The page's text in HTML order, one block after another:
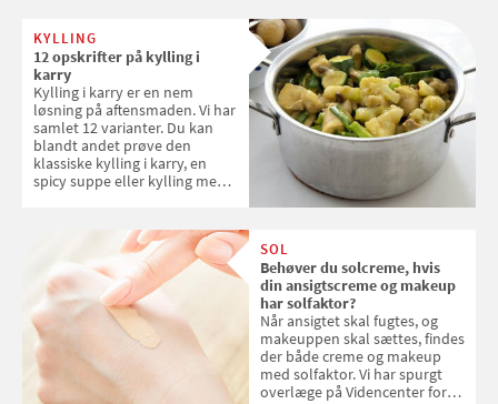
KYLLING
12 opskrifter på kylling i
karry
Kylling i karry er en nem
løsning på aftensmaden. Vi har
samlet 12 varianter. Du kan
blandt andet prøve den
klassiske kylling i karry, en
spicy suppe eller kylling med
SOL
Behøver du solcreme, hvis
din ansigtscreme og makeup
har solfaktor?
Når ansigtet skal fugtes, og
makeuppen skal sættes, findes
der både creme og makeup
med solfaktor. Vi har spurgt
overlæge på Videncenter for